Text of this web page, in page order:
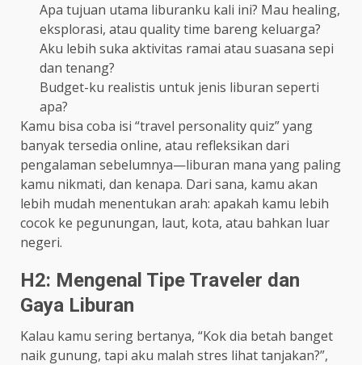
Apa tujuan utama liburanku kali ini? Mau healing,
eksplorasi, atau quality time bareng keluarga?
Aku lebih suka aktivitas ramai atau suasana sepi
dan tenang?
Budget-ku realistis untuk jenis liburan seperti
apa?
Kamu bisa coba isi “travel personality quiz” yang
banyak tersedia online, atau refleksikan dari
pengalaman sebelumnya—liburan mana yang paling
kamu nikmati, dan kenapa. Dari sana, kamu akan
lebih mudah menentukan arah: apakah kamu lebih
cocok ke pegunungan, laut, kota, atau bahkan luar
negeri.
H2: Mengenal Tipe Traveler dan
Gaya Liburan
Kalau kamu sering bertanya, “Kok dia betah banget
naik gunung, tapi aku malah stres lihat tanjakan?”,